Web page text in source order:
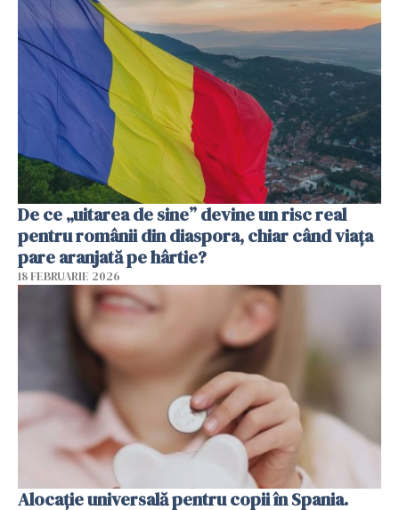
De ce „uitarea de sine” devine un risc real
pentru românii din diaspora, chiar când viața
pare aranjată pe hârtie?
18 FEBRUARIE 2026
Alocație universală pentru copii în Spania.